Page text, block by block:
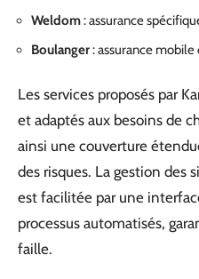
Weldom: assurance
Boulanger: assurance
Les services proposés par
et adaptés aux besoins de
ainsi une couverture
des risques. La gestion des
est facilitée par une
processus automatisés,
faille.